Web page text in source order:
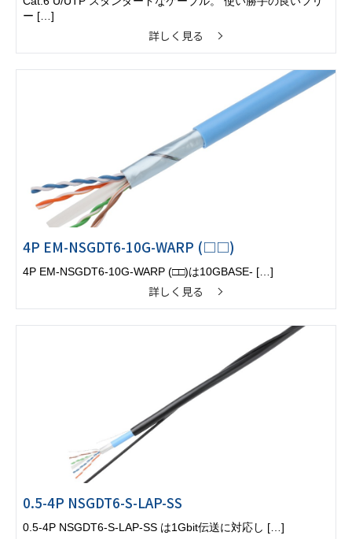
ー […]
詳しく見る
4P EM-NSGDT6-10G-WARP (□□)
4P EM-NSGDT6-10G-WARP (□□)は10GBASE- […]
詳しく見る
0.5-4P NSGDT6-S-LAP-SS
0.5-4P NSGDT6-S-LAP-SS は1Gbit伝送に対応し […]